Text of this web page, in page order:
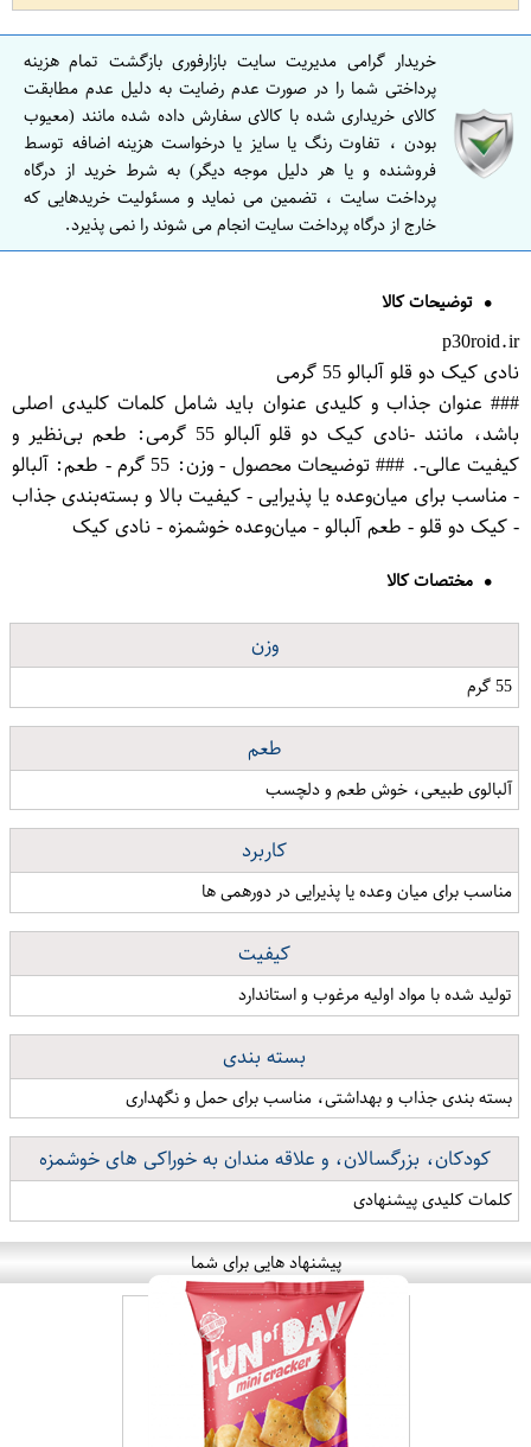
خریدار گرامی مدیریت سایت بازارفوری بازگشت تمام هزینه
پرداختی شما را در صورت عدم رضایت به دلیل عدم مطابقت
کالای خریداری شده با کالای سفارش داده شده مانند (معیوب
بودن ، تفاوت رنگ یا سایز یا درخواست هزینه اضافه توسط
فروشنده و یا هر دلیل موجه دیگر) به شرط خرید از درگاه
پرداخت سایت ، تضمین می نماید و مسئولیت خریدهایی که
خارج از درگاه پرداخت سایت انجام می شوند را نمی پذیرد.
توضیحات کالا
p30roid.ir
نادی کیک دو قلو آلبالو 55 گرمی
### عنوان جذاب و کلیدی عنوان باید شامل کلمات کلیدی اصلی
باشد، مانند -نادی کیک دو قلو آلبالو 55 گرمی: طعم بی‌نظیر و
کیفیت عالی-. ### توضیحات محصول - وزن: 55 گرم - طعم: آلبالو
- مناسب برای میان‌وعده یا پذیرایی - کیفیت بالا و بسته‌بندی جذاب
- کیک دو قلو - طعم آلبالو - میان‌وعده خوشمزه - نادی کیک
مختصات کالا
وزن
55 گرم
طعم
آلبالوی طبیعی، خوش طعم و دلچسب
کاربرد
مناسب برای میان وعده یا پذیرایی در دورهمی ها
کیفیت
تولید شده با مواد اولیه مرغوب و استاندارد
بسته بندی
بسته بندی جذاب و بهداشتی، مناسب برای حمل و نگهداری
کودکان، بزرگسالان، و علاقه مندان به خوراکی های خوشمزه
کلمات کلیدی پیشنهادی
پیشنهاد هایی برای شما